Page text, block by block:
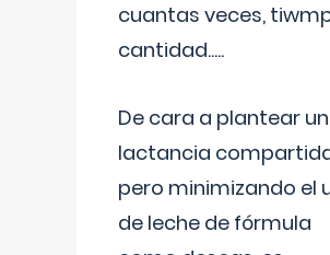
cuantas veces,
cantidad.....
De cara a plantear
lactancia
pero minimizando el
de leche de fórmula